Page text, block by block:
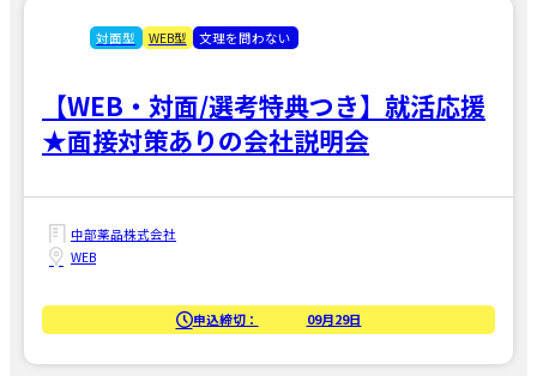
対面型 WEB型 文理を問わない
【WEB・対面/選考特典つき】就活応援
★面接対策ありの会社説明会
中部薬品株式会社
WEB
申込締切： 09月29日